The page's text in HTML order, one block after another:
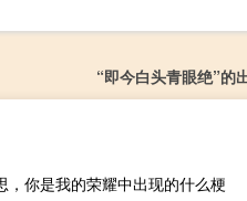
“即今白头青眼绝”的
，你是我的荣耀中出现的什么梗